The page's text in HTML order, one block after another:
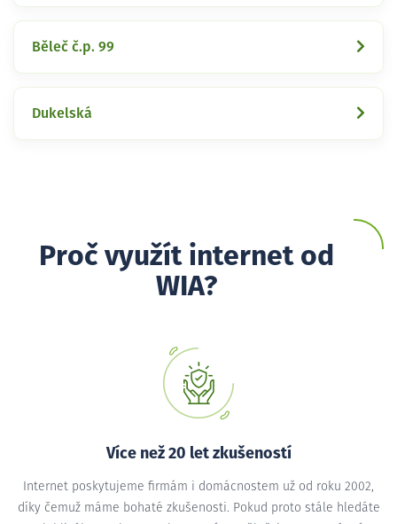
Běleč č.p. 99
Dukelská
Proč využít internet od
WIA?
Více než 20 let zkušeností
Internet poskytujeme firmám i domácnostem už od roku 2002,
díky čemuž máme bohaté zkušenosti. Pokud proto stále hledáte